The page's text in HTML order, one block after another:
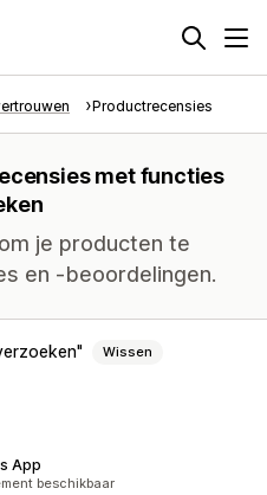
Productrecensies
met functies
je producten te
en -beoordelingen.
Wissen
App
beschikbaar